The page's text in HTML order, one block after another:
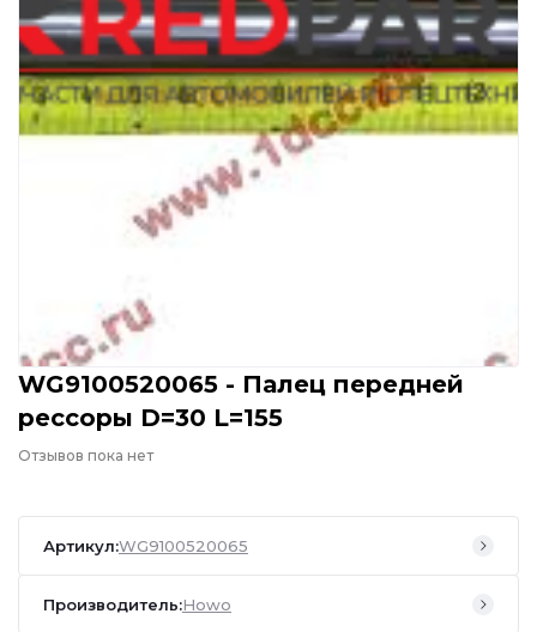
WG9100520065 - Палец передней
рессоры D=30 L=155
Отзывов пока нет
Артикул:WG9100520065
Производитель:Howo